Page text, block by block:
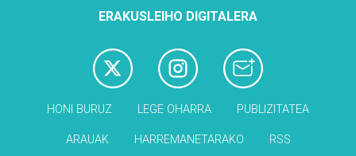
ERAKUSLEIHO DIGITALERA
HONI BURUZ LEGE OHARRA PUBLIZITATEA
ARAUAK HARREMANETARAKO RSS